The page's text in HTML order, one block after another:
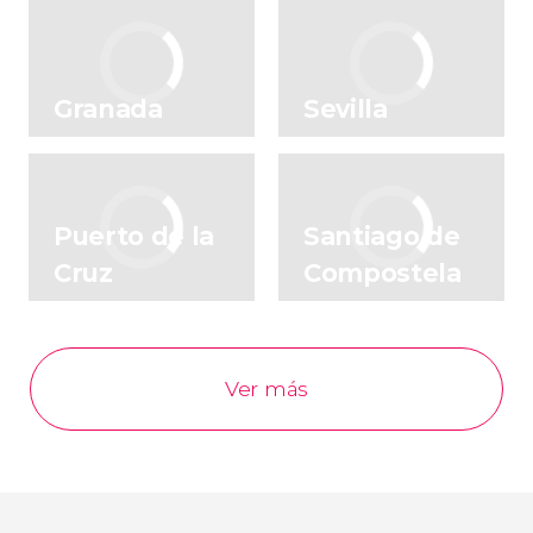
Granada Sevilla
Puerto de la
Cruz
Santiago de
Compostela
Ver más